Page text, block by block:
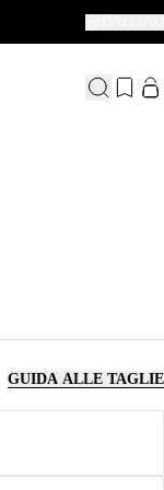
GUIDA ALLE TAGLIE